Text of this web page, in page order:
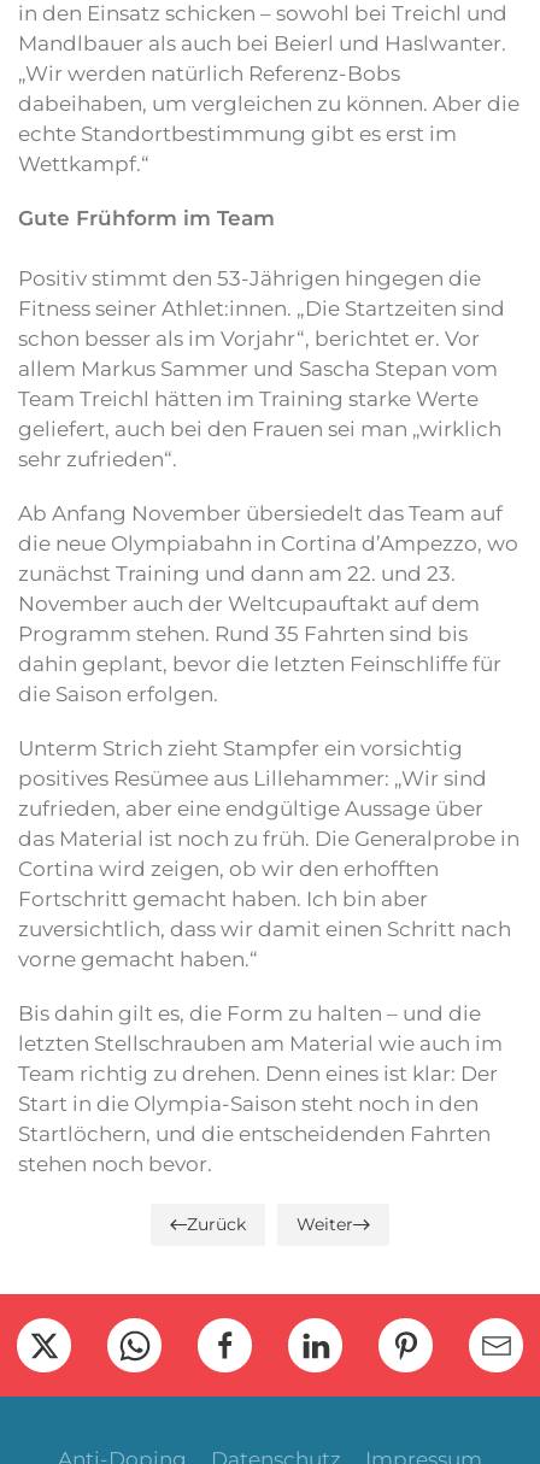
in den Einsatz schicken – sowohl bei Treichl und
Mandlbauer als auch bei Beierl und Haslwanter.
„Wir werden natürlich Referenz-Bobs
dabeihaben, um vergleichen zu können. Aber die
echte Standortbestimmung gibt es erst im
Wettkampf.“
Gute Frühform im Team
Positiv stimmt den 53-Jährigen hingegen die
Fitness seiner Athlet:innen. „Die Startzeiten sind
schon besser als im Vorjahr“, berichtet er. Vor
allem Markus Sammer und Sascha Stepan vom
Team Treichl hätten im Training starke Werte
geliefert, auch bei den Frauen sei man „wirklich
sehr zufrieden“.
Ab Anfang November übersiedelt das Team auf
die neue Olympiabahn in Cortina d’Ampezzo, wo
zunächst Training und dann am 22. und 23.
November auch der Weltcupauftakt auf dem
Programm stehen. Rund 35 Fahrten sind bis
dahin geplant, bevor die letzten Feinschliffe für
die Saison erfolgen.
Unterm Strich zieht Stampfer ein vorsichtig
positives Resümee aus Lillehammer: „Wir sind
zufrieden, aber eine endgültige Aussage über
das Material ist noch zu früh. Die Generalprobe in
Cortina wird zeigen, ob wir den erhofften
Fortschritt gemacht haben. Ich bin aber
zuversichtlich, dass wir damit einen Schritt nach
vorne gemacht haben.“
Bis dahin gilt es, die Form zu halten – und die
letzten Stellschrauben am Material wie auch im
Team richtig zu drehen. Denn eines ist klar: Der
Start in die Olympia-Saison steht noch in den
Startlöchern, und die entscheidenden Fahrten
stehen noch bevor.
Zurück Weiter